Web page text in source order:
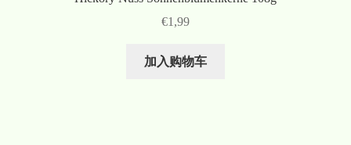
€1,99
加入购物车